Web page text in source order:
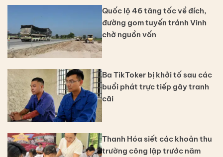
Quốc lộ 46 tăng tốc về đích,
đường gom tuyến tránh Vinh
chờ nguồn vốn
Ba TikToker bị khởi tố sau các
buổi phát trực tiếp gây tranh
cãi
Thanh Hóa siết các khoản thu
trường công lập trước năm